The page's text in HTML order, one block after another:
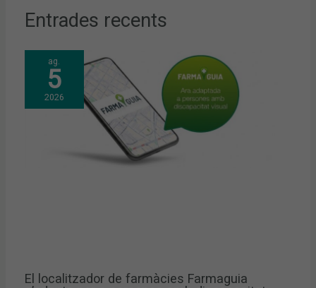
Entrades recents
ag.
5
2026
El localitzador de farmàcies Farmaguia